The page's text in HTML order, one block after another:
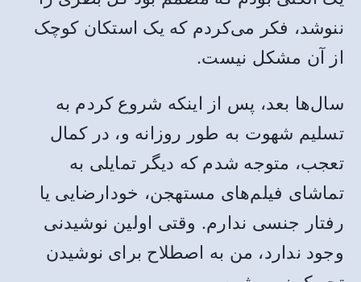
ننوشد، فکر می‌کردم که یک استکان کوچک
از آن مشکل نیست.
سال‌ها بعد، پس از اینکه شروع کردم به
تسلیم شهوت به طور روزانه و، در کمال
تعجب، متوجه شدم که دیگر تمایلی به
تماشای فیلم‌های مستهجن، خودارضایی یا
رفتار جنسی ندارم. وقتی اولین نوشیدنی
وجود ندارد، من به اصطلاح برای نوشیدن